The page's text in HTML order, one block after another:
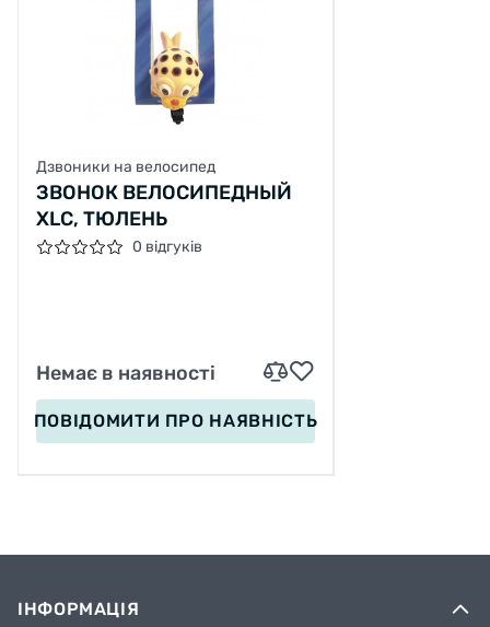
Дзвоники на велосипед
ЗВОНОК ВЕЛОСИПЕДНЫЙ
XLC, ТЮЛЕНЬ
0 відгуків
Немає в наявності
ПОВІДОМИТИ ПРО НАЯВНІСТЬ
ІНФОРМАЦІЯ